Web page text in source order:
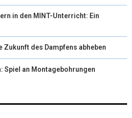
in den MINT-Unterricht: Ein
Zukunft des Dampfens abheben
Spiel an Montagebohrungen